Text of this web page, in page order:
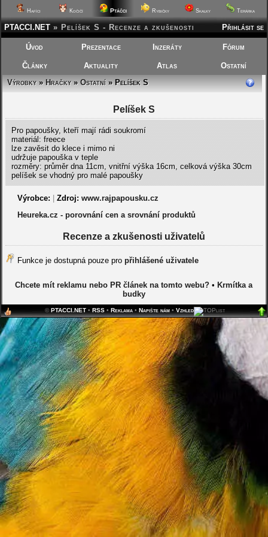
Hafíci Kočičí Ptáčci Rybičky Skalky Terárka
Přihlásit se
PTACCI.NET » Pelíšek S - Recenze a zkušenosti
Úvod Prezentace Inzeráty Fórum
Články Aktuality Atlas
Ostatní
Výrobky»Hračky»Ostatní» Pelíšek S
Pelíšek S
Pro papoušky, kteří mají rádi soukromí
materiál: freece
lze zavěsit do klece i mimo ni
udržuje papouška v teple
rozměry: průměr dna 11cm, vnitřní výška 16cm, celková výška 30cm
pelíšek se vhodný pro malé papoušky
Výrobce: Zdroj: www.rajpapousku.cz
Heureka.cz - porovnání cen a srovnání produktů
Recenze a zkušenosti uživatelů
Funkce je dostupná pouze pro přihlášené uživatele
Chcete mít reklamu nebo PR článek na tomto webu? • Krmítka a
budky
©PTACCI.NET• RSS• Reklama• Napište nám• Vzhled